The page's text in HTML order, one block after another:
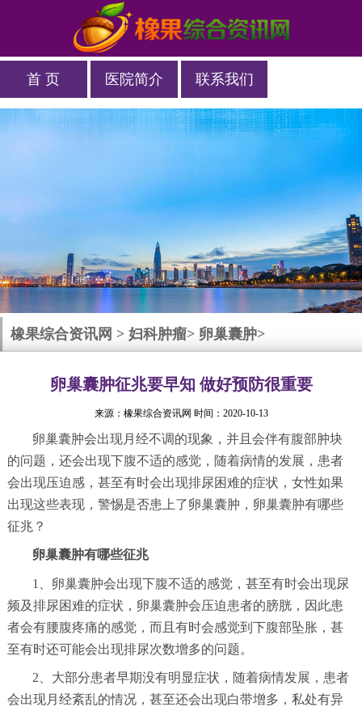
首 页 医院简介 联系我们
橡果综合资讯网 >妇科肿瘤> 卵巢囊肿>
卵巢囊肿征兆要早知 做好预防很重要
来源： 橡果综合资讯网 时间：2020-10-13
卵巢囊肿会出现月经不调的现象，并且会伴有腹部肿块
的问题，还会出现下腹不适的感觉，随着病情的发展，患者
会出现压迫感，甚至有时会出现排尿困难的症状，女性如果
出现这些表现，警惕是否患上了卵巢囊肿，卵巢囊肿有哪些
征兆？
卵巢囊肿有哪些征兆
1、卵巢囊肿会出现下腹不适的感觉，甚至有时会出现尿
频及排尿困难的症状，卵巢囊肿会压迫患者的膀胱，因此患
者会有腰腹疼痛的感觉，而且有时会感觉到下腹部坠胀，甚
至有时还可能会出现排尿次数增多的问题。
2、大部分患者早期没有明显症状，随着病情发展，患者
会出现月经紊乱的情况，甚至还会出现白带增多，私处有异